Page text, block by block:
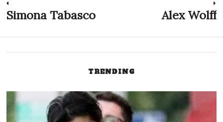
Nawigacja
wpisu
Previous
Simona Tabasco Alex Wolff
TRENDING